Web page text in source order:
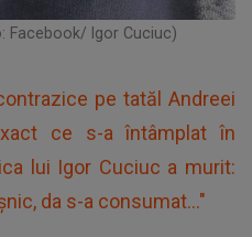
Facebook/ Igor Cuciuc)
pe tatăl Andreei
ce s-a întâmplat în
lui Igor Cuciuc a murit:
da s-a consumat..."